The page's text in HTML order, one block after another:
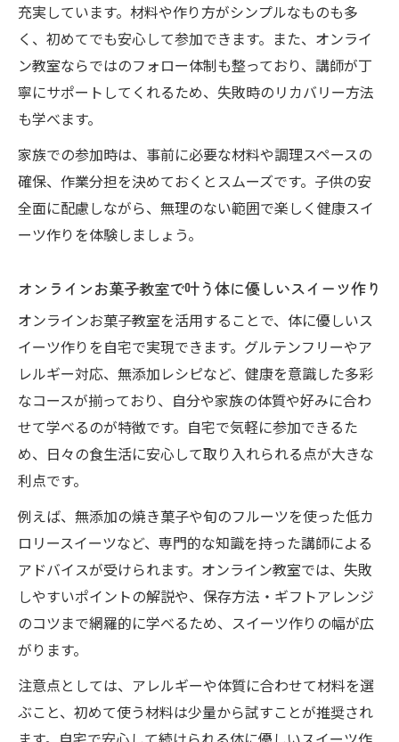
充実しています。材料や作り方がシンプルなものも多
く、初めてでも安心して参加できます。また、オンライ
ン教室ならではのフォロー体制も整っており、講師が丁
寧にサポートしてくれるため、失敗時のリカバリー方法
も学べます。
家族での参加時は、事前に必要な材料や調理スペースの
確保、作業分担を決めておくとスムーズです。子供の安
全面に配慮しながら、無理のない範囲で楽しく健康スイ
ーツ作りを体験しましょう。
オンラインお菓子教室で叶う体に優しいスイーツ作り
オンラインお菓子教室を活用することで、体に優しいス
イーツ作りを自宅で実現できます。グルテンフリーやア
レルギー対応、無添加レシピなど、健康を意識した多彩
なコースが揃っており、自分や家族の体質や好みに合わ
せて学べるのが特徴です。自宅で気軽に参加できるた
め、日々の食生活に安心して取り入れられる点が大きな
利点です。
例えば、無添加の焼き菓子や旬のフルーツを使った低カ
ロリースイーツなど、専門的な知識を持った講師による
アドバイスが受けられます。オンライン教室では、失敗
しやすいポイントの解説や、保存方法・ギフトアレンジ
のコツまで網羅的に学べるため、スイーツ作りの幅が広
がります。
注意点としては、アレルギーや体質に合わせて材料を選
ぶこと、初めて使う材料は少量から試すことが推奨され